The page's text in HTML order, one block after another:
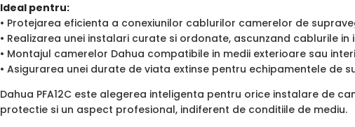
Ideal pentru:
• Protejarea eficienta a conexiunilor cablurilor camerelor de
• Realizarea unei instalari curate si ordonate, ascunzand cablurile in
• Montajul camerelor Dahua compatibile in medii exterioare sau
• Asigurarea unei durate de viata extinse pentru echipamentele de
Dahua PFA12C este alegerea inteligenta pentru orice instalare de
protectie si un aspect profesional, indiferent de conditiile de mediu.